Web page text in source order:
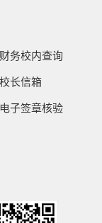
财务校内查询
校长信箱
电子签章核验